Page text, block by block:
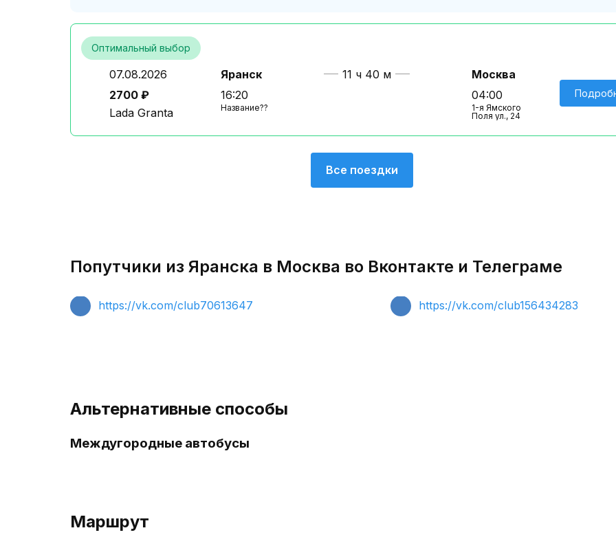
Оптимальный выбор
07.08.2026
2700 ₽
Lada Granta
Яранск
16:20
Название??
11 ч 40 м
Москва
04:00
1-я Ямского
Поля ул., 24
Все поездки
Попутчики из Яранска в Москва во Вконтакте и Телеграме
https://vk.com/club70613647 https://vk.com/club156434283
Альтернативные способы
Междугородные автобусы
Маршрут